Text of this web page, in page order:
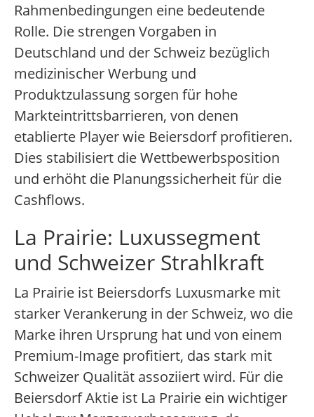
Rahmenbedingungen eine bedeutende
Rolle. Die strengen Vorgaben in
Deutschland und der Schweiz bezüglich
medizinischer Werbung und
Produktzulassung sorgen für hohe
Markteintrittsbarrieren, von denen
etablierte Player wie Beiersdorf profitieren.
Dies stabilisiert die Wettbewerbsposition
und erhöht die Planungssicherheit für die
Cashflows.
La Prairie: Luxussegment
und Schweizer Strahlkraft
La Prairie ist Beiersdorfs Luxusmarke mit
starker Verankerung in der Schweiz, wo die
Marke ihren Ursprung hat und von einem
Premium-Image profitiert, das stark mit
Schweizer Qualität assoziiert wird. Für die
Beiersdorf Aktie ist La Prairie ein wichtiger